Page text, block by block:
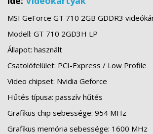
MSI GeForce GT 710 2GB GDDR3
Modell: GT 710 2GD3H LP
Állapot: használt
Csatolófelület: PCI-Express / Low Profile
Video chipset: Nvidia Geforce
Hűtés típusa: passzív hűtés
Grafikus chip sebessége: 954 MHz
Grafikus memória sebessége: 1600 MHz